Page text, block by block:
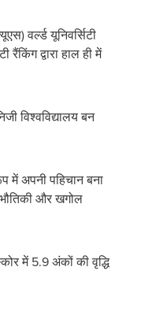
वर्ल्ड यूनिवर्सिटी
द्वारा हाल ही में
विश्वविद्यालय बन
में अपनी पहिचान बना
भौतिकी और खगोल
में 5.9 अंकों की वृद्धि